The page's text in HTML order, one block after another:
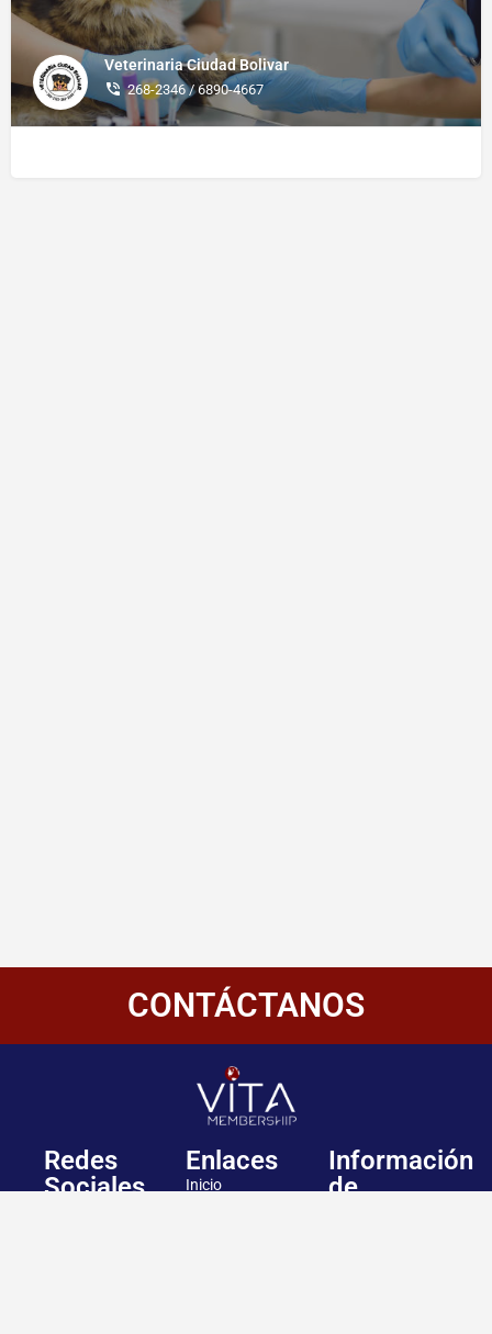
Veterinaria Ciudad Bolivar
268-2346 / 6890-4667
CONTÁCTANOS
Redes
Sociales
Enlaces
Inicio
Información
de